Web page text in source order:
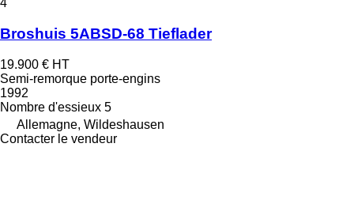
4
Broshuis 5ABSD-68 Tieflader
19.900 € HT
Semi-remorque porte-engins
1992
Nombre d'essieux 5
Allemagne, Wildeshausen
Contacter le vendeur